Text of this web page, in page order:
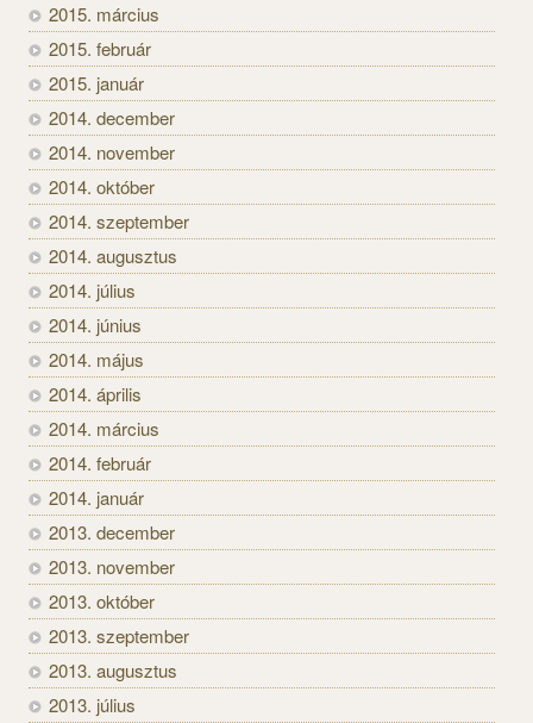
2015. március
2015. február
2015. január
2014. december
2014. november
2014. október
2014. szeptember
2014. augusztus
2014. július
2014. június
2014. május
2014. április
2014. március
2014. február
2014. január
2013. december
2013. november
2013. október
2013. szeptember
2013. augusztus
2013. július